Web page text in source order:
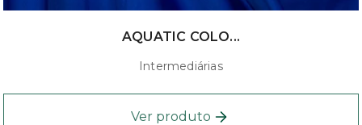
AQUATIC COLO...
Intermediárias
Ver produto